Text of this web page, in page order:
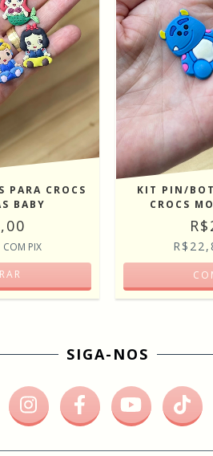
CROCS
BABY
COM PIX
KIT PIN/
CROCS
SIGA-NOS